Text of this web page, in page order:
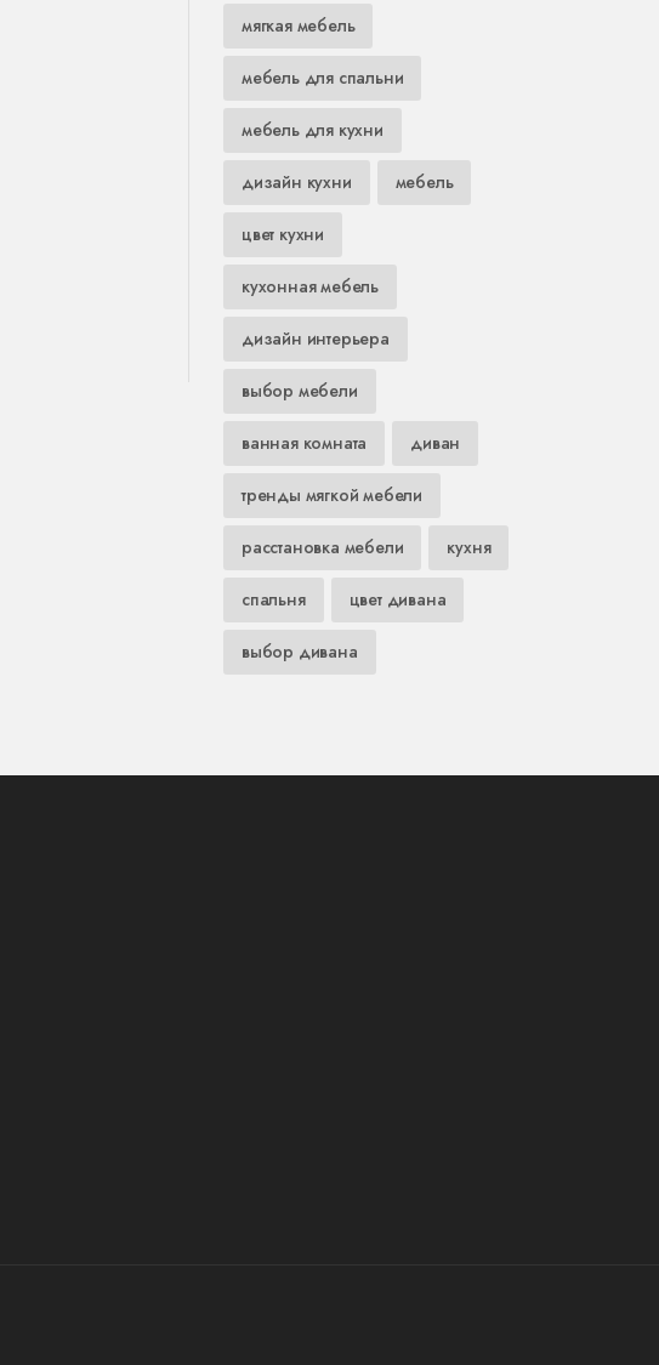
мягкая мебель
мебель для спальни
мебель для кухни
дизайн кухни мебель
цвет кухни
кухонная мебель
дизайн интерьера
выбор мебели
ванная комната диван
тренды мягкой мебели
расстановка мебели кухня
спальня цвет дивана
выбор дивана